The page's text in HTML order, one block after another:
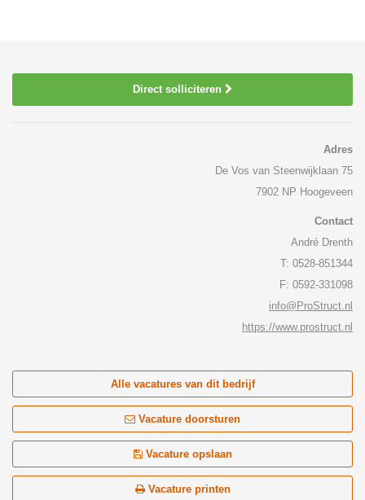
Direct solliciteren
Adres
De Vos van Steenwijklaan 75
7902 NP Hoogeveen
Contact
André Drenth
T: 0528-851344
F: 0592-331098
info@ProStruct.nl
https://www.prostruct.nl
Alle vacatures van dit bedrijf
Vacature doorsturen
Vacature opslaan
Vacature printen